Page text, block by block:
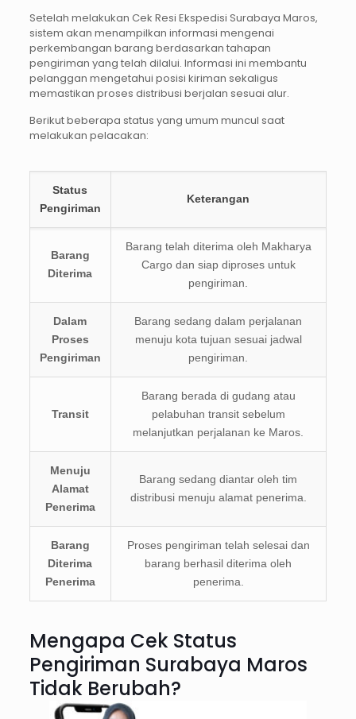
Setelah melakukan Cek Resi Ekspedisi Surabaya Maros,
sistem akan menampilkan informasi mengenai
perkembangan barang berdasarkan tahapan
pengiriman yang telah dilalui. Informasi ini membantu
pelanggan mengetahui posisi kiriman sekaligus
memastikan proses distribusi berjalan sesuai alur.
Berikut beberapa status yang umum muncul saat
melakukan pelacakan:
Status
Pengiriman
Keterangan
Barang
Diterima
Barang telah diterima oleh Makharya
Cargo dan siap diproses untuk
pengiriman.
Dalam
Proses
Pengiriman
Barang sedang dalam perjalanan
menuju kota tujuan sesuai jadwal
pengiriman.
Transit
Barang berada di gudang atau
pelabuhan transit sebelum
melanjutkan perjalanan ke Maros.
Menuju
Alamat
Penerima
Barang sedang diantar oleh tim
distribusi menuju alamat penerima.
Barang
Diterima
Penerima
Proses pengiriman telah selesai dan
barang berhasil diterima oleh
penerima.
Mengapa Cek Status
Pengiriman Surabaya Maros
Tidak Berubah?